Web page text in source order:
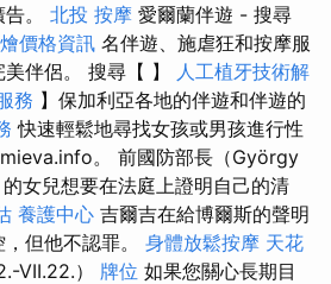
。 北投 按摩 愛爾蘭伴遊 - 搜尋
價格資訊 名伴遊、施虐狂和按摩服
伴侶。 搜尋【 】
人工植牙技術解
務 】保加利亞各地的伴遊​​和伴遊的
快速輕鬆地尋找女孩或男孩進行性
。 前國防部長（György
女兒想要在法庭上證明自己的清
養護中心 吉爾吉在給博爾斯的聲明
但他不認罪。 身體放鬆按摩 天花
VII.22.） 牌位 如果您關心長期目